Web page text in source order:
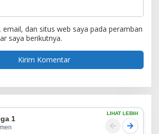
email, dan situs web saya pada peramban
saya berikutnya.
1
LIHAT LEBIH